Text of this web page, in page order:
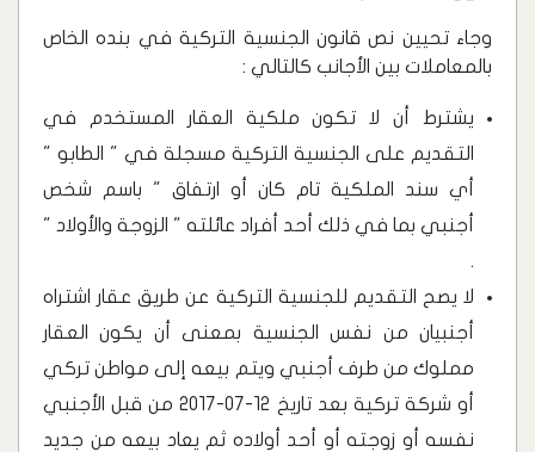
وجاء تحيين نص قانون الجنسية التركية في بنده الخاص
بالمعاملات بين الأجانب كالتالي :
يشترط أن لا تكون ملكية العقار المستخدم في
التقديم على الجنسية التركية مسجلة في " الطابو "
أي سند الملكية تام كان أو ارتفاق " باسم شخص
أجنبي بما في ذلك أحد أفراد عائلته " الزوجة والأولاد "
.
لا يصح التقديم للجنسية التركية عن طريق عقار اشتراه
أجنبيان من نفس الجنسية بمعنى أن يكون العقار
مملوك من طرف أجنبي ويتم بيعه إلى مواطن تركي
أو شركة تركية بعد تاريخ 12-07-2017 من قبل الأجنبي
نفسه أو زوجته أو أحد أولاده ثم يعاد بيعه من جديد